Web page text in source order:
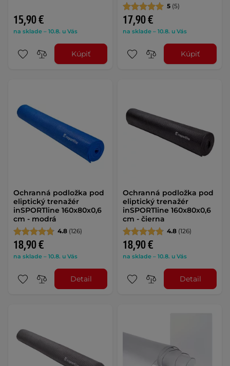
15,90 €
na sklade – 10.8. u Vás
Kúpiť
5 (5)
17,90 €
na sklade – 10.8. u Vás
Kúpiť
Ochranná podložka pod
eliptický trenažér
inSPORTline 160x80x0,6
cm - modrá
4.8 (126)
18,90 €
na sklade – 10.8. u Vás
Detail
Ochranná podložka pod
eliptický trenažér
inSPORTline 160x80x0,6
cm - čierna
4.8 (126)
18,90 €
na sklade – 10.8. u Vás
Detail